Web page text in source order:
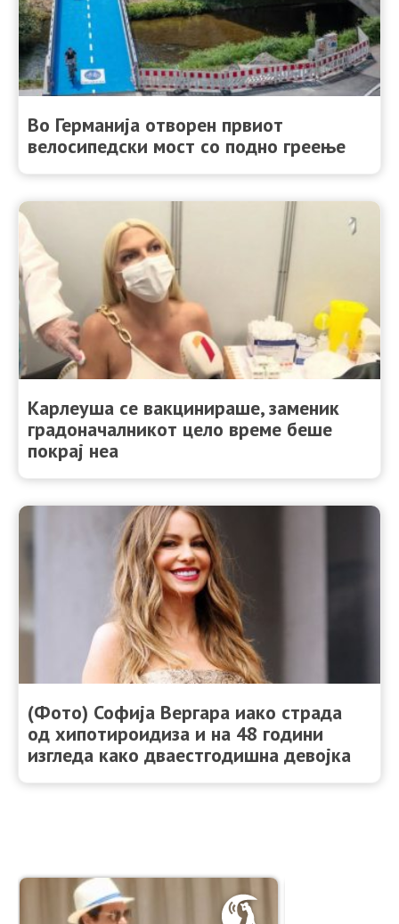
Во Германија отворен првиот
велосипедски мост со подно греење
Карлеуша се вакцинираше, заменик
градоначалникот цело време беше
покрај неа
(Фото) Софија Вергара иако страда
од хипотироидиза и на 48 години
изгледа како дваестгодишна девојка